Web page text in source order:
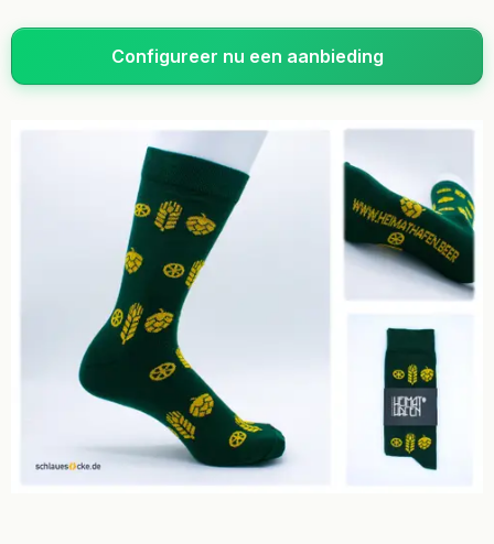
Configureer nu een aanbieding